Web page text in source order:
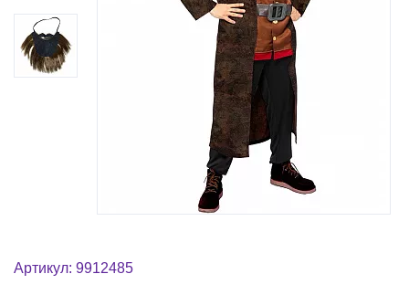
Артикул: 9912485